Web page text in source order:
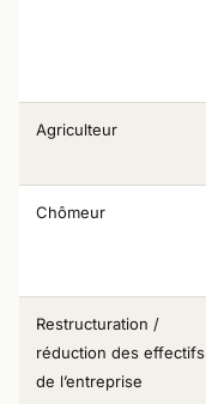
Agriculteur
Chômeur
Restructuration /
réduction des effectifs
de l’entreprise